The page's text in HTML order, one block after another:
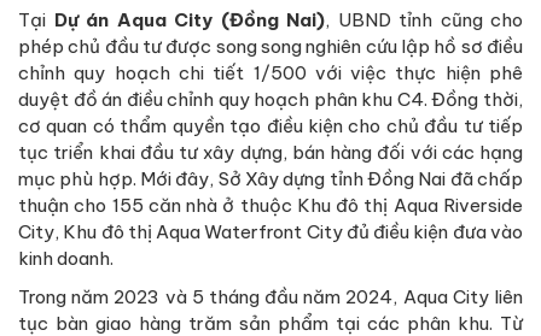
Tại Dự án Aqua City (Đồng Nai), UBND tỉnh cũng cho
phép chủ đầu tư được song song nghiên cứu lập hồ sơ điều
chỉnh quy hoạch chi tiết 1/500 với việc thực hiện phê
duyệt đồ án điều chỉnh quy hoạch phân khu C4. Đồng thời,
cơ quan có thẩm quyền tạo điều kiện cho chủ đầu tư tiếp
tục triển khai đầu tư xây dựng, bán hàng đối với các hạng
mục phù hợp. Mới đây, Sở Xây dựng tỉnh Đồng Nai đã chấp
thuận cho 155 căn nhà ở thuộc Khu đô thị Aqua Riverside
City, Khu đô thị Aqua Waterfront City đủ điều kiện đưa vào
kinh doanh.
Trong năm 2023 và 5 tháng đầu năm 2024, Aqua City liên
tục bàn giao hàng trăm sản phẩm tại các phân khu. Từ